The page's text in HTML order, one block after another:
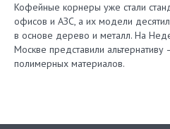
Кофейные корнеры уже стали
офисов и АЗС, а их модели
в основе дерево и металл. На
Москве представили
полимерных материалов.